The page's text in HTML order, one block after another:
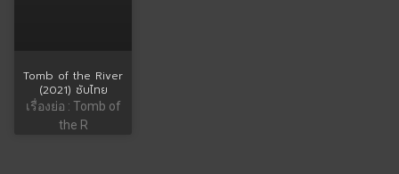
Tomb of the River
(2021) ซับไทย
เรื่องย่อ : Tomb of
the R